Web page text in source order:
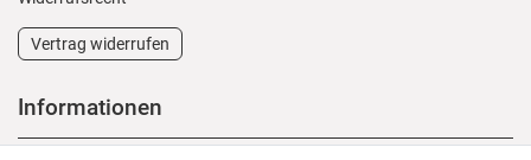
Vertrag widerrufen
Informationen